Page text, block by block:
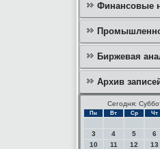
Финансовые
Биржевая
Архив
Сегодня:
Пн Вт Ср Чт
3
4 5 6
10
11 12 13